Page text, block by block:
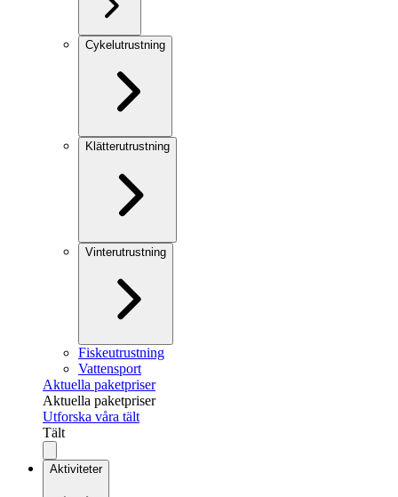
Cykelutrustning
Klätterutrustning
Vinterutrustning
Fiskeutrustning
Vattensport
Aktuella paketpriser
Aktuella paketpriser
Utforska våra tält
Tält
Aktiviteter